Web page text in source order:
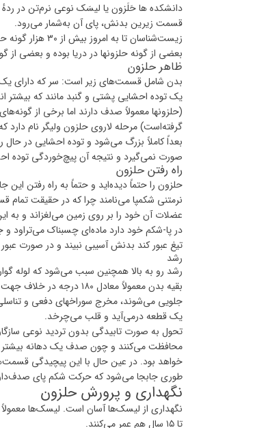
دانشکده ها حَلَزون یا لیسَک نوعی نرم‌تن در ردهٔ
قسمت زیرین بدنش، پای آن به‌شمار می‌رود.
زیست‌شناسان
بعضی از گونه حلزونها در دریا بوده و بعضی از
ظاهر حلزون
بدن شامل قسمت‌های زیر است: سر که دارای
یک توده احشایی پشتی و گنبد مانند که بیشتر
(حلزونها معمولاً صدف دارند اما برخی از
گرفته‌است) مرحله لاروی حلزون ولیگر نام
بعداً کاملاً بزرگ می‌شود و توده احشایی در
صورت نمی‌گیرد و نتیجه آن پیچ‌خوردگی توده
راه رفتن حلزون
حلزون را حتماً دیده‌اید و حتماً به راه رفتن
نرمتنی شکمپا می‌نامند چرا که در حقیقت
عضلات آن خود را بر روی زمین می‌لغزاند و به
در پا-شکم خود دارد ماده‌ای چسبناک می‌تراود
تیغ عبور کند بدنش آسیبی نبیند و در صورت
رشد
بقیه بدن معمولاً
یک قطعه درمی‌آید و قلب می‌چرخد.
تحول به صورت تابیدگی بدون تردید نوعی
محافظت می‌کنند و چون صدف یک دهانه بیشتر
خواهد بود. در عین حال با این پیچیدگی
طوری جابجا می‌شود که حرکت شکم پای صدف‌دار
نگهداری و پرورش حلزون
تا ۱۵ سال هم عمر می‌کنند.